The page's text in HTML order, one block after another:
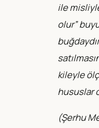
ile
olur”
kileyle
hususlar
(Şerhu